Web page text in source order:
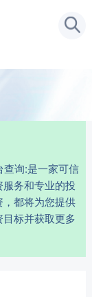
查询:是一家可信
务和专业的投
都将为您提供
标并获取更多